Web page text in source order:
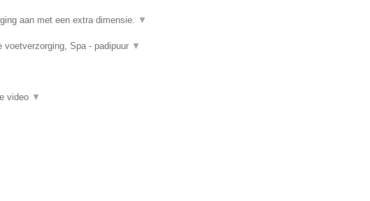
aan met een extra dimensie. ▼
voetverzorging, Spa - padipuur ▼
video ▼